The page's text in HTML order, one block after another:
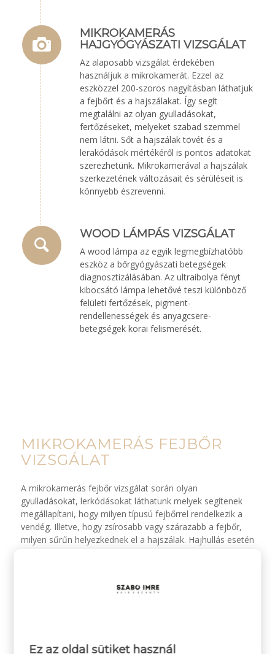
MIKROKAMERÁS
HAJGYÓGYÁSZATI VIZSGÁLAT
Az alaposabb vizsgálat érdekében
használjuk a mikrokamerát. Ezzel az
eszközzel 200-szoros nagyításban láthatjuk
a fejbőrt és a hajszálakat. Így segít
megtalálni az olyan gyulladásokat,
fertőzéseket, melyeket szabad szemmel
nem látni. Sőt a hajszálak tövét és a
lerakódások mértékéről is pontos adatokat
szerezhetünk. Mikrokamerával a hajszálak
szerkezetének változásait és sérüléseit is
könnyebb észrevenni.
WOOD LÁMPÁS VIZSGÁLAT
A wood lámpa az egyik legmegbízhatóbb
eszköz a bőrgyógyászati betegségek
diagnosztizálásában. Az ultraibolya fényt
kibocsátó lámpa lehetővé teszi különböző
felületi fertőzések, pigment-
rendellenességek és anyagcsere-
betegségek korai felismerését.
MIKROKAMERÁS FEJBŐR
VIZSGÁLAT
A mikrokamerás fejbőr vizsgálat során olyan
gyulladásokat, lerkódásokat láthatunk melyek segítenek
megállapítani, hogy milyen típusú fejbőrrel rendelkezik a
vendég. Illetve, hogy zsírosabb vagy szárazabb a fejbőr,
milyen sűrűn helyezkednek el a hajszálak. Hajhullás esetén
fejbőrvizsgálat
mikrokamerán
Ez az oldal sütiket használ